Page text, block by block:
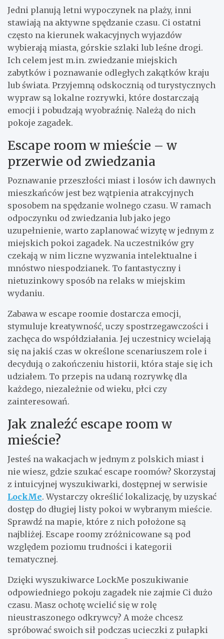
Jedni planują letni wypoczynek na plaży, inni
stawiają na aktywne spędzanie czasu. Ci ostatni
często na kierunek wakacyjnych wyjazdów
wybierają miasta, górskie szlaki lub leśne drogi.
Ich celem jest m.in. zwiedzanie miejskich
zabytków i poznawanie odległych zakątków kraju
lub świata. Przyjemną odskocznią od turystycznych
wypraw są lokalne rozrywki, które dostarczają
emocji i pobudzają wyobraźnię. Należą do nich
pokoje zagadek.
Escape room w mieście – w
przerwie od zwiedzania
Poznawanie przeszłości miast i losów ich dawnych
mieszkańców jest bez wątpienia atrakcyjnych
sposobem na spędzanie wolnego czasu. W ramach
odpoczynku od zwiedzania lub jako jego
uzupełnienie, warto zaplanować wizytę w jednym z
miejskich pokoi zagadek. Na uczestników gry
czekają w nim liczne wyzwania intelektualne i
mnóstwo niespodzianek. To fantastyczny i
nietuzinkowy sposób na relaks w miejskim
wydaniu.
Zabawa w escape roomie dostarcza emocji,
stymuluje kreatywność, uczy spostrzegawczości i
zachęca do współdziałania. Jej uczestnicy wcielają
się na jakiś czas w określone scenariuszem role i
decydują o zakończeniu historii, która staje się ich
udziałem. To przepis na udaną rozrywkę dla
każdego, niezależnie od wieku, płci czy
zainteresowań.
Jak znaleźć escape room w
mieście?
Jesteś na wakacjach w jednym z polskich miast i
nie wiesz, gdzie szukać escape roomów? Skorzystaj
z intuicyjnej wyszukiwarki, dostępnej w serwisie
LockMe. Wystarczy określić lokalizację, by uzyskać
dostęp do długiej listy pokoi w wybranym mieście.
Sprawdź na mapie, które z nich położone są
najbliżej. Escape roomy zróżnicowane są pod
względem poziomu trudności i kategorii
tematycznej.
Dzięki wyszukiwarce LockMe poszukiwanie
odpowiedniego pokoju zagadek nie zajmie Ci dużo
czasu. Masz ochotę wcielić się w rolę
nieustraszonego odkrywcy? A może chcesz
spróbować swoich sił podczas ucieczki z pułapki